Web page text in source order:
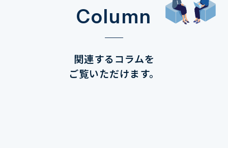
Column
関連するコラムを
ご覧いただけます。